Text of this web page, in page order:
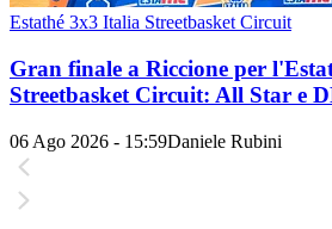
Estathé 3x3 Italia Streetbasket Circuit
Gran finale a Riccione per
Streetbasket Circuit: All Star e
06 Ago 2026 - 15:59Daniele Rubini